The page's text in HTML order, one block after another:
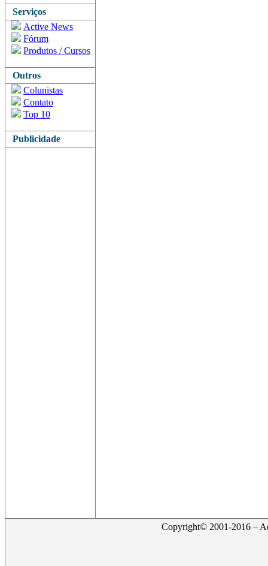
Serviços
Active News
Fórum
Produtos / Cursos
Outros
Colunistas
Contato
Top 10
Publicidade
Copyright© 2001-2016 –